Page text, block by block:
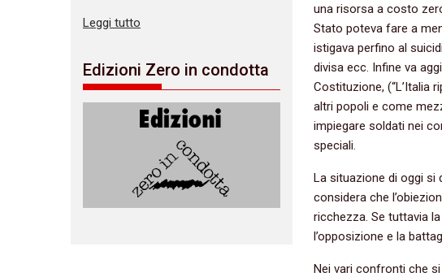
una risorsa a costo
Stato poteva fare a
istigava perfino al
divisa ecc. Infine va
Costituzione, (“L’Italia
altri popoli e come
impiegare soldati nei
speciali.
La situazione di oggi si
considera che
ricchezza. Se tuttavia
l’opposizione e la
Nei vari confronti che
Leggi tutto
Edizioni Zero in condotta